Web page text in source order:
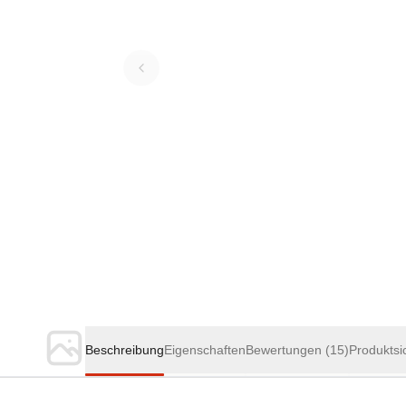
BeschreibungEigenschaftenBewertungen (15)